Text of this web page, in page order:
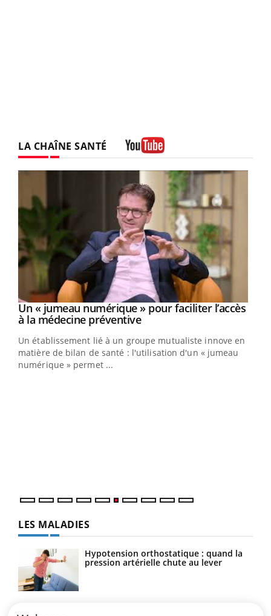
LA CHAÎNE SANTÉ
Youtube
Un « jumeau numérique » pour faciliter l’accès
à la médecine préventiveYoutube
Un établissement lié à un groupe mutualiste innove en
matière de bilan de santé : l'utilisation d'un « jumeau
numérique » permet ...
LES MALADIES
Hypotension orthostatique : quand la
pression artérielle chute au lever